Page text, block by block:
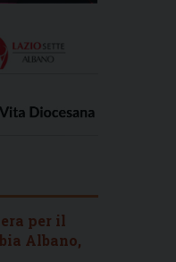
per il
Albano,